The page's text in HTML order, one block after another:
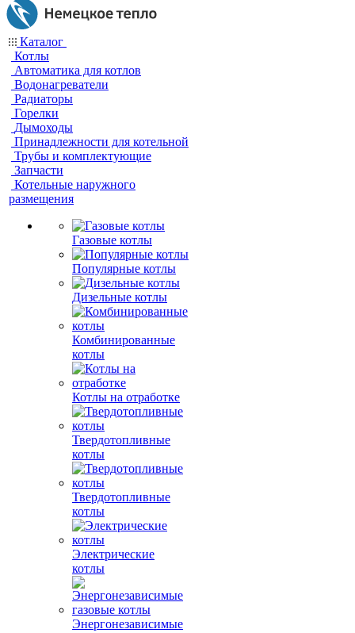
Каталог
Котлы
Автоматика для котлов
Водонагреватели
Радиаторы
Горелки
Дымоходы
Принадлежности для котельной
Трубы и комплектующие
Запчасти
Котельные наружного
размещения
Газовые котлы
Популярные котлы
Дизельные котлы
Комбинированные
котлы
Котлы на отработке
Твердотопливные
котлы
Твердотопливные
котлы
Электрические
котлы
Энергонезависимые